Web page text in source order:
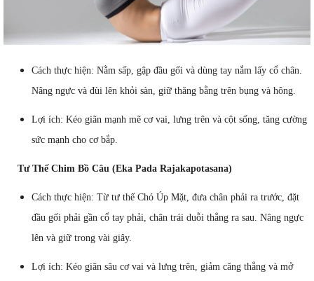
Cách thực hiện: Nằm sấp, gập đầu gối và dùng tay nắm lấy cổ chân.
Nâng ngực và đùi lên khỏi sàn, giữ thăng bằng trên bụng và hông.
Lợi ích: Kéo giãn mạnh mẽ cơ vai, lưng trên và cột sống, tăng cường
sức mạnh cho cơ bắp.
Tư Thế Chim Bồ Câu (Eka Pada Rajakapotasana)
Cách thực hiện: Từ tư thế Chó Úp Mặt, đưa chân phải ra trước, đặt
đầu gối phải gần cổ tay phải, chân trái duỗi thẳng ra sau. Nâng ngực
lên và giữ trong vài giây.
Lợi ích: Kéo giãn sâu cơ vai và lưng trên, giảm căng thẳng và mở